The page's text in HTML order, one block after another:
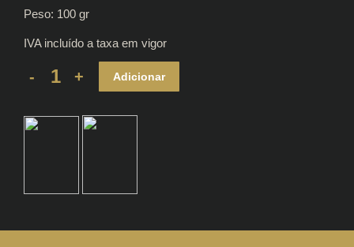
Peso: 100 gr
IVA incluído a taxa em vigor
Presunto
à
Adicionar